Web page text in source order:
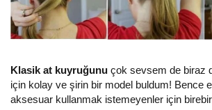
Klasik at kuyruğunu çok sevsem de biraz
için kolay ve şirin bir model buldum! Bence
aksesuar kullanmak istemeyenler için